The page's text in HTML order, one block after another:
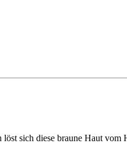
sich diese braune Haut